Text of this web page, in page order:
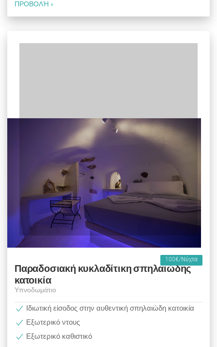
ΠΡΟΒΟΛΉ »
Παραδοσιακή κυκλαδίτικη σπηλαιώδης
κατοικία
Υπνοδωμάτιο
100€/Νύχτα
Ιδιωτική είσοδος στην αυθεντική σπηλαιώδη κατοικία
Εξωτερικό ντους
Εξωτερικό καθιστικό